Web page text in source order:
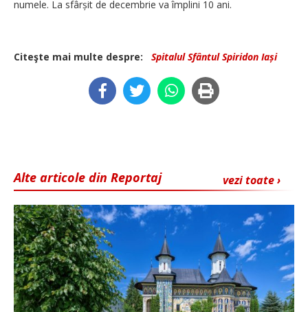
numele. La sfârșit de decembrie va împlini 10 ani.
Citeşte mai multe despre: Spitalul Sfântul Spiridon Iași
vezi toate ›
Alte articole din Reportaj